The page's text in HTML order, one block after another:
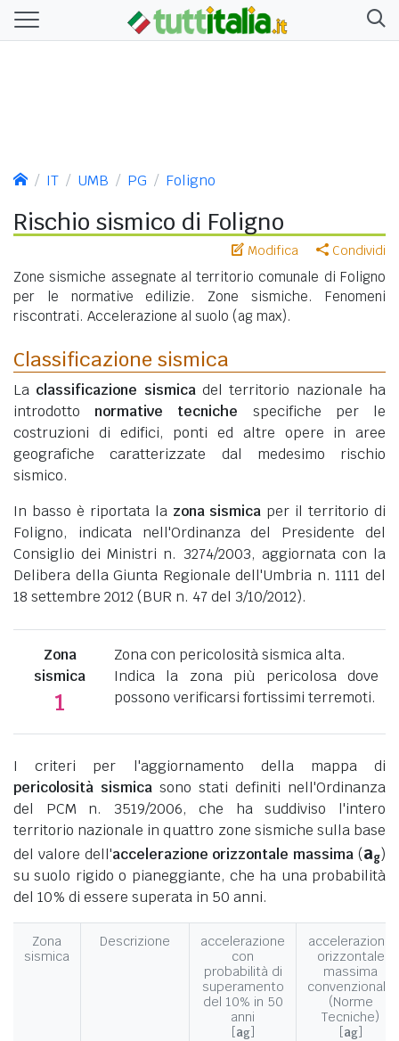
IT UMB PG Foligno
Rischio sismico di Foligno
Modifica Condividi
Zone sismiche assegnate al territorio comunale di Foligno
per le normative edilizie. Zone sismiche. Fenomeni
riscontrati. Accelerazione al suolo (ag max).
Classificazione sismica
La classificazione sismicadel territorio nazionale ha
introdotto normative tecniche specifiche per le
costruzioni di edifici, ponti ed altre opere in aree
geografiche caratterizzate dal medesimo rischio
sismico.
In basso è riportata la zona sismica per il territorio di
Foligno, indicata nell'Ordinanza del Presidente del
Consiglio dei Ministri n. 3274/2003, aggiornata con la
Delibera della Giunta Regionale dell'Umbria n. 1111 del
18 settembre 2012 (BUR n. 47 del 3/10/2012).
Zona
sismica
1
Zona con pericolosità sismica alta.
Indica la zona più pericolosa dove
possono verificarsi fortissimi terremoti.
I criteri per l'aggiornamento della mappa di
pericolosità sismica sono stati definiti nell'Ordinanza
del PCM n. 3519/2006, che ha suddiviso l'intero
territorio nazionale in quattro zone sismiche sulla base
del valore dell'accelerazione orizzontale massima (ag)
su suolo rigido o pianeggiante, che ha una probabilità
del 10% di essere superata in 50 anni.
Zona
sismica
Descrizione
accelerazione
con
probabilità di
superamento
del 10% in 50
anni
[ag]
accelerazione
orizzontale
massima
convenzionale
(Norme
Tecniche)
[ag]